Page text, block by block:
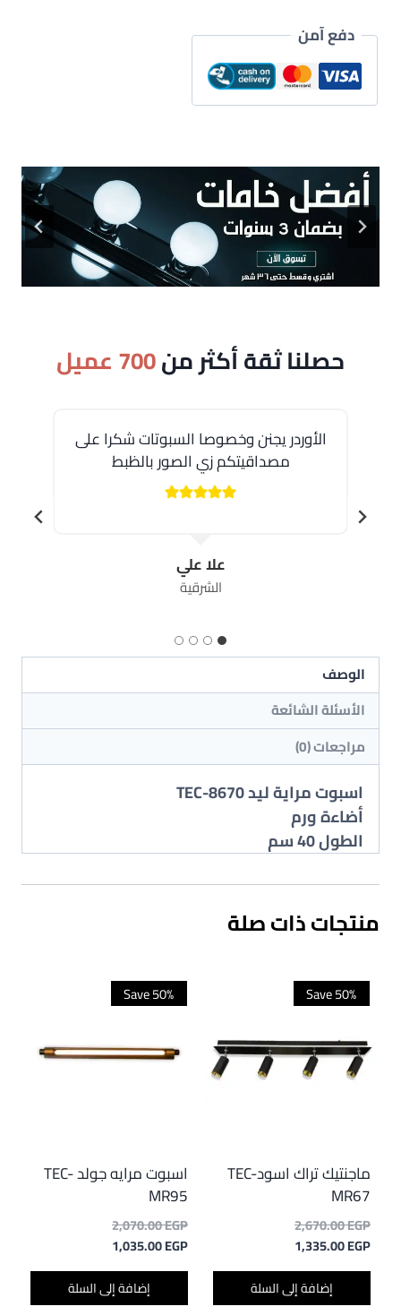
دفع آمن
حصلنا ثقة أكثر من700 عميل
الأوردر يجنن وخصوصا السبوتات شكرا على
مصداقيتكم زي الصور بالظبط
علا علي
الشرقية
الوصف
الأسئلة الشائعة
مراجعات (0)
اسبوت مراية ليد TEC-8670
أضاءة ورم
الطول 40 سم
منتجات ذات صلة
Save 50%
ماجنتيك تراك اسودTEC-
MR67
2,670.00EGP
هو:
2,670.00 EGP.
1,335.00EGP
الحالي
هو:
1,335.00 EGP.
إضافة إلى السلة
Save 50%
اسبوت مرايه جولد TEC-
MR95
2,070.00EGP
هو:
2,070.00 EGP.
1,035.00EGP
الحالي
هو:
1,035.00 EGP.
إضافة إلى السلة